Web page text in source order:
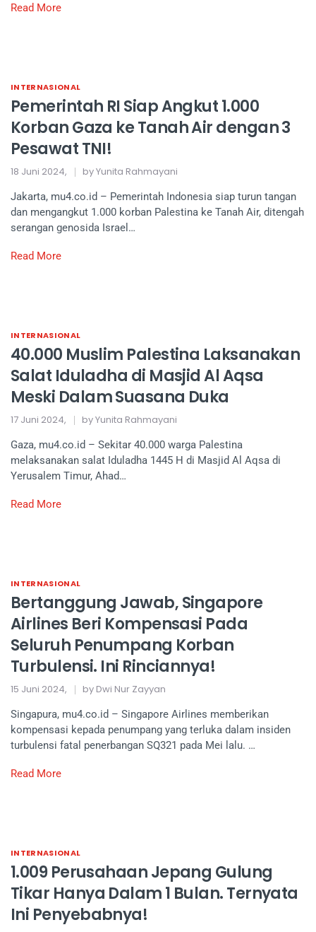
Read More
INTERNASIONAL
Pemerintah RI Siap Angkut 1.000
Korban Gaza ke Tanah Air dengan 3
Pesawat TNI!
18 Juni 2024, by Yunita Rahmayani
Jakarta, mu4.co.id – Pemerintah Indonesia siap turun tangan
dan mengangkut 1.000 korban Palestina ke Tanah Air, ditengah
serangan genosida Israel…
Read More
INTERNASIONAL
40.000 Muslim Palestina Laksanakan
Salat Iduladha di Masjid Al Aqsa
Meski Dalam Suasana Duka
17 Juni 2024, by Yunita Rahmayani
Gaza, mu4.co.id – Sekitar 40.000 warga Palestina
melaksanakan salat Iduladha 1445 H di Masjid Al Aqsa di
Yerusalem Timur, Ahad…
Read More
INTERNASIONAL
Bertanggung Jawab, Singapore
Airlines Beri Kompensasi Pada
Seluruh Penumpang Korban
Turbulensi. Ini Rinciannya!
15 Juni 2024, by Dwi Nur Zayyan
Singapura, mu4.co.id – Singapore Airlines memberikan
kompensasi kepada penumpang yang terluka dalam insiden
turbulensi fatal penerbangan SQ321 pada Mei lalu. …
Read More
INTERNASIONAL
1.009 Perusahaan Jepang Gulung
Tikar Hanya Dalam 1 Bulan. Ternyata
Ini Penyebabnya!